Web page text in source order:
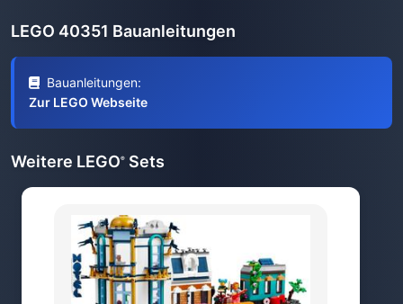
LEGO 40351 Bauanleitungen
Bauanleitungen:
Zur LEGO Webseite
Weitere LEGO® Sets